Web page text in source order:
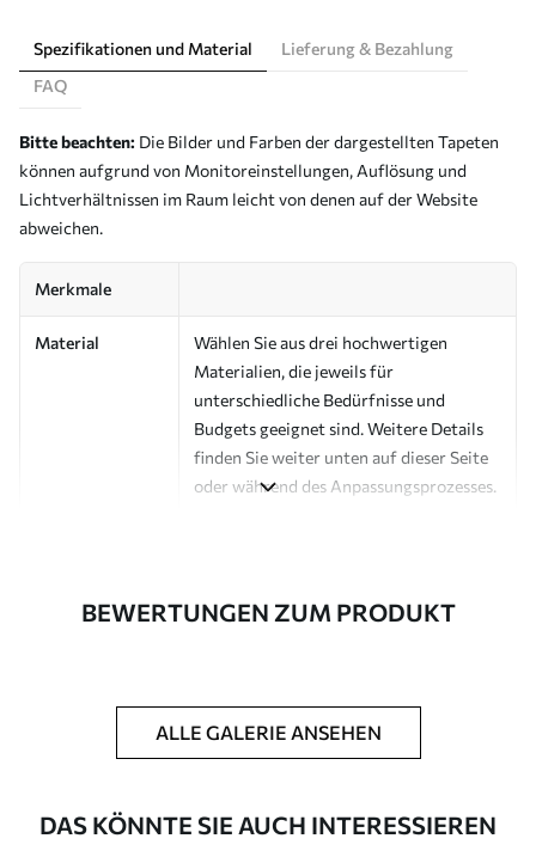
Spezifikationen und Material
Lieferung & Bezahlung
FAQ
Bitte beachten: Die Bilder und Farben der dargestellten Tapeten
können aufgrund von Monitoreinstellungen, Auflösung und
Lichtverhältnissen im Raum leicht von denen auf der Website
abweichen.
Merkmale
Material
Wählen Sie aus drei hochwertigen
Materialien, die jeweils für
unterschiedliche Bedürfnisse und
Budgets geeignet sind. Weitere Details
finden Sie weiter unten auf dieser Seite
oder während des Anpassungsprozesses.
bis zu 50 cm Breite geliefert.
Optionen
und/oder Tapetenkleber.
BEWERTUNGEN ZUM PRODUKT
ALLE GALERIE ANSEHEN
DAS KÖNNTE SIE AUCH INTERESSIEREN